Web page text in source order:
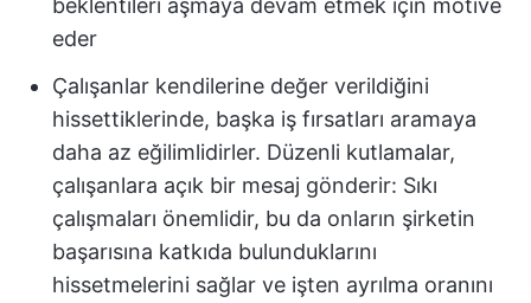
eder
Çalışanlar kendilerine değer verildiğini
hissettiklerinde, başka iş fırsatları aramaya
daha az eğilimlidirler. Düzenli kutlamalar,
çalışanlara açık bir mesaj gönderir: Sıkı
çalışmaları önemlidir, bu da onların şirketin
başarısına katkıda bulunduklarını
hissetmelerini sağlar ve işten ayrılma oranını